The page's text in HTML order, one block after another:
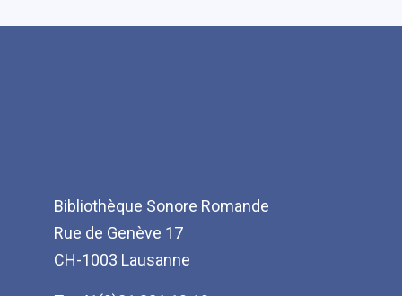
Bibliothèque Sonore Romande
Rue de Genève 17
CH-1003 Lausanne